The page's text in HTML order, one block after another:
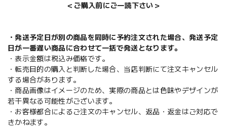
＜ご購入前にご一読下さい＞
・発送予定日が別の商品を同時に予約注文された場合、発送予定
日が一番遅い商品に合わせて一括で発送となります。
・表示金額は税込み価格です。
・転売目的の購入と判断した場合、当店判断にて注文キャンセル
する場合があります。
・商品画像はイメージのため、実際の商品とは色味やデザインが
若干異なる可能性がございます。
・お客様都合によるご注文のキャンセル、返品・返金はご対応で
きかねます。